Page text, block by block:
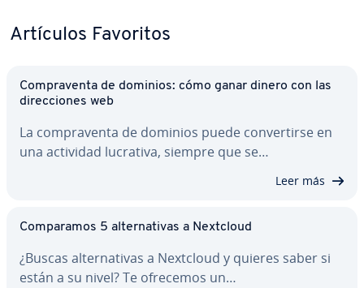
Artículos Favoritos
Co­m­pra­ve­n­ta de dominios: cómo ganar dinero con las
di­re­c­cio­nes web
La co­m­pra­ve­n­ta de dominios puede co­n­ve­r­ti­r­se en
una actividad lucrativa, siempre que se…
Leer más
Co­m­pa­ra­mos 5 al­te­r­na­ti­vas a Nextcloud
¿Buscas al­te­r­na­ti­vas a Nextcloud y quieres saber si
están a su nivel? Te ofrecemos un…